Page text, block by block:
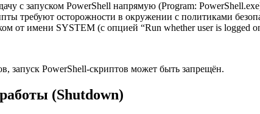
с запуском PowerShell напрямую (Program:
требуют осторожности в окружении с политиками
от имени SYSTEM (с опцией “Run whether user is logged
запуск PowerShell-скриптов может быть запрещён.
(Shutdown)